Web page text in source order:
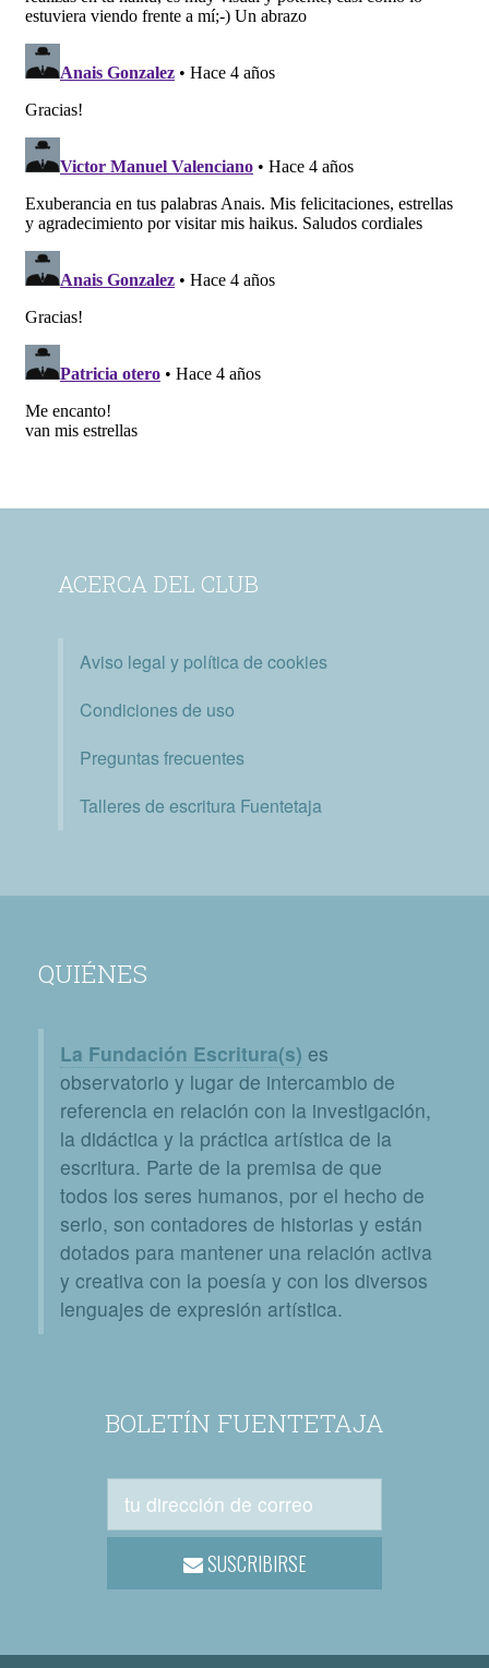
ACERCA DEL CLUB
Aviso legal y política de cookies
Condiciones de uso
Preguntas frecuentes
Talleres de escritura Fuentetaja
QUIÉNES
La Fundación Escritura(s) es
observatorio y lugar de intercambio de
referencia en relación con la investigación,
la didáctica y la práctica artística de la
escritura. Parte de la premisa de que
todos los seres humanos, por el hecho de
serlo, son contadores de historias y están
dotados para mantener una relación activa
y creativa con la poesía y con los diversos
lenguajes de expresión artística.
BOLETÍN FUENTETAJA
SUSCRIBIRSE